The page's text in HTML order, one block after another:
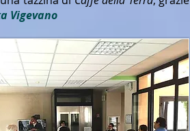
Vigevano